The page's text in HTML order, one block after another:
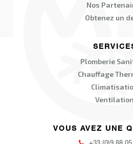
Nos
Obtenez un
Plomberie
Chauffage
Ventilation
VOUS AVEZ UNE